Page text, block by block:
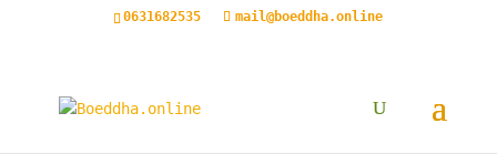
0631682535 mail@boeddha.online